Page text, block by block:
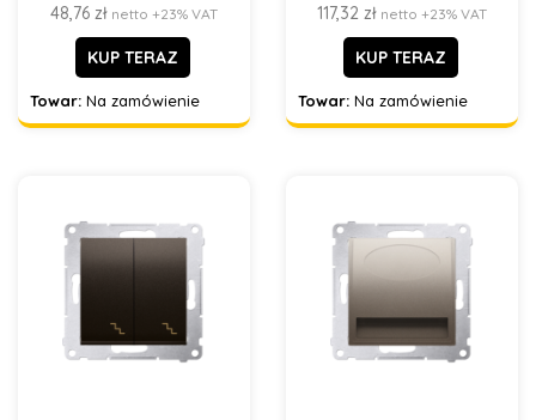
48,76 zł netto +23% VAT
KUP TERAZ
Towar: Na zamówienie
117,32 zł netto +23% VAT
KUP TERAZ
Towar: Na zamówienie